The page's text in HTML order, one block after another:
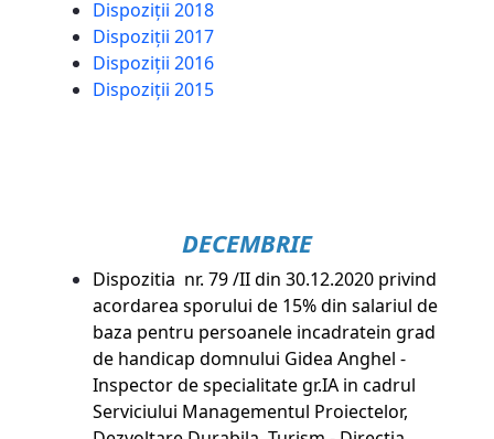
Dispoziții 2018
Dispoziții 2017
Dispoziții 2016
Dispoziții 2015
DECEMBRIE
Dispozitia nr. 79 /II din 30.12.2020 privind
acordarea sporului de 15% din salariul de
baza pentru persoanele incadratein grad
de handicap domnului Gidea Anghel -
Inspector de specialitate gr.IA in cadrul
Serviciului Managementul Proiectelor,